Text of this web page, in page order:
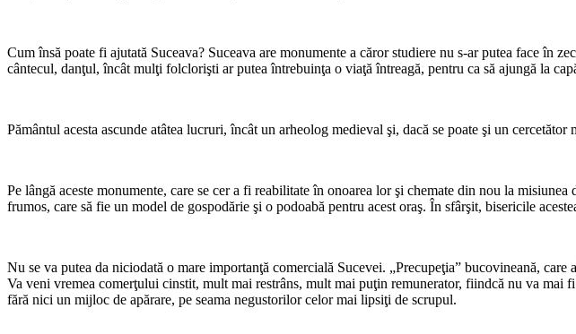
Cum însă poate fi ajutată Suceava? Suceava are monumente a căror studiere nu s-ar putea face în
cântecul, danţul, încât mulţi folclorişti ar putea întrebuinţa o viaţă întreagă, pentru ca să ajungă la
Pământul acesta ascunde atâtea lucruri, încât un arheolog medieval şi, dacă se poate şi un
Pe lângă aceste monumente, care se cer a fi rea­bilitate în onoarea lor şi chemate din nou la
frumos, care să fie un model de gos­podărie şi o podoabă pentru acest oraş. În sfârşit, bisericile
Nu se va putea da niciodată o mare importanţă comercială Sucevei. „Precupeţia” bucovineană,
Va veni vremea comerţului cinstit, mult mai restrâns, mult mai puţin remunerator, fiindcă nu va mai
fără nici un mijloc de apărare, pe seama negustorilor celor mai lipsiţi de scrupul.